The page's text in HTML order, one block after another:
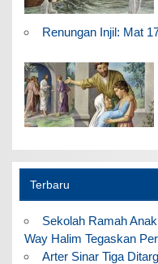
Renungan Injil: Mat
Terbaru
Sekolah Ramah
Way Halim Tegaskan
Arter Sinar Tiga